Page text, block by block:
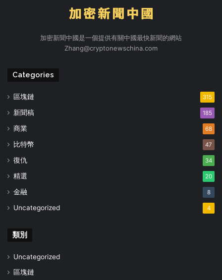
加密新聞中國是一個提供有關中國最快新聞的網站
Zhang@cryptonewschina.com
Categories
區塊鏈 315
新聞稿 185
商業 68
比特幣 47
復仇 34
精選 20
金融 8
Uncategorized 4
類別
Uncategorized
區塊鏈